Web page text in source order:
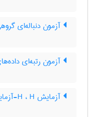
آزمون دنباله‌ای
آزمون رتبه‌ای
آزمایش H ، H-آزمایش